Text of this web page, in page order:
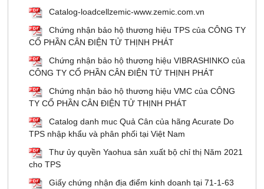
Catalog-loadcellzemic-www.zemic.com.vn
Chứng nhận bảo hộ thương hiệu TPS của CÔNG TY
CỔ PHẦN CÂN ĐIỆN TỬ THỊNH PHÁT
Chứng nhận bảo hộ thương hiệu VIBRASHINKO của
CÔNG TY CỔ PHẦN CÂN ĐIỆN TỬ THỊNH PHÁT
Chứng nhận bảo hộ thương hiệu VMC của CÔNG
TY CỔ PHẦN CÂN ĐIỆN TỬ THỊNH PHÁT
Catalog danh muc Quả Cân của hãng Acurate Do
TPS nhập khẩu và phân phối tại Việt Nam
Thư ủy quyền Yaohua sản xuất bộ chỉ thị Năm 2021
cho TPS
Giấy chứng nhận địa điểm kinh doanh tại 71-1-63